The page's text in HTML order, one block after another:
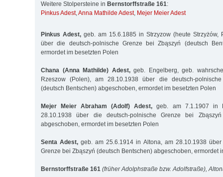
Weitere Stolpersteine in Bernstorffstraße 161:
Pinkus Adest,Anna Mathilde Adest, Mejer Meier Adest
Pinkus Adest, geb. am 15.6.1885 in Strzyzow (heute Strzyżów,
über die deutsch-polnische Grenze bei Zbąszyń (deutsch
ermordet im besetzten Polen
Chana (Anna Mathilde) Adest,geb. Engelberg, geb.
Rzeszow (Polen), am 28.10.1938 über die deutsch-
(deutsch Bentschen) abgeschoben, ermordet im besetzten Polen
Mejer Meier Abraham (Adolf) Adest, geb. am 7.1.1907 in
28.10.1938 über die deutsch-polnische Grenze bei
abgeschoben, ermordet im besetzten Polen
Senta Adest, geb. am 25.6.1914 in Altona, am 28.10.1938
Grenze bei Zbąszyń (deutsch Bentschen) abgeschoben, ermordet
Bernstorffstraße 161 (früher Adolphstraße bzw. Adolfstraße),